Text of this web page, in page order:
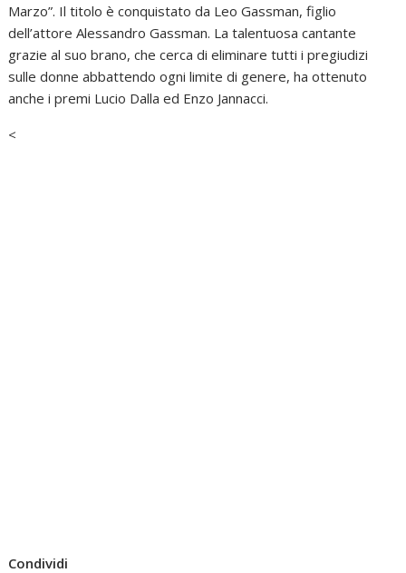
Marzo”. Il titolo è conquistato da Leo Gassman, figlio
dell’attore Alessandro Gassman. La talentuosa cantante
grazie al suo brano, che cerca di eliminare tutti i pregiudizi
sulle donne abbattendo ogni limite di genere, ha ottenuto
anche i premi Lucio Dalla ed Enzo Jannacci.
<
Condividi